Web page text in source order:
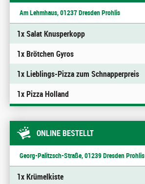
Am Lehmhaus, 01237 Dresden Prohlis
1x Salat Knusperkopp
1x Brötchen Gyros
1x Lieblings-Pizza zum Schnapperpreis
1x Pizza Holland
ONLINE BESTELLT
Georg-Palitzsch-Straße, 01239 Dresden Prohlis
1x Krümelkiste